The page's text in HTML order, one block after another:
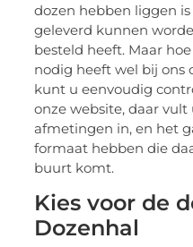
dozen hebben liggen
geleverd kunnen
besteld heeft. Maar
nodig heeft wel bij ons
kunt u eenvoudig
onze website, daar
afmetingen in, en het
formaat hebben die
buurt komt.
Kies voor de
Dozenhal